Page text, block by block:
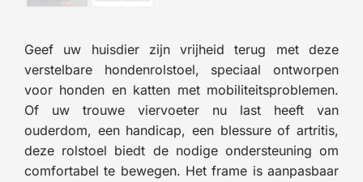
Geef uw huisdier zijn vrijheid terug met deze
verstelbare hondenrolstoel, speciaal ontworpen
voor honden en katten met mobiliteitsproblemen.
Of uw trouwe viervoeter nu last heeft van
ouderdom, een handicap, een blessure of artritis,
deze rolstoel biedt de nodige ondersteuning om
comfortabel te bewegen. Het frame is aanpasbaar